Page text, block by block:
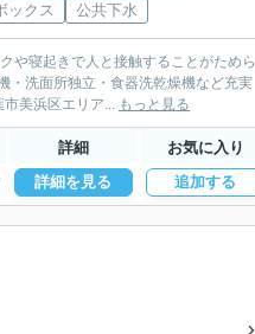
ックス 公共下水
や寝起きで人と接触することがためら
・洗面所独立・食器洗乾燥機など充実
美浜区エリア... もっと見る
詳細 お気に入り
詳細を見る 追加する